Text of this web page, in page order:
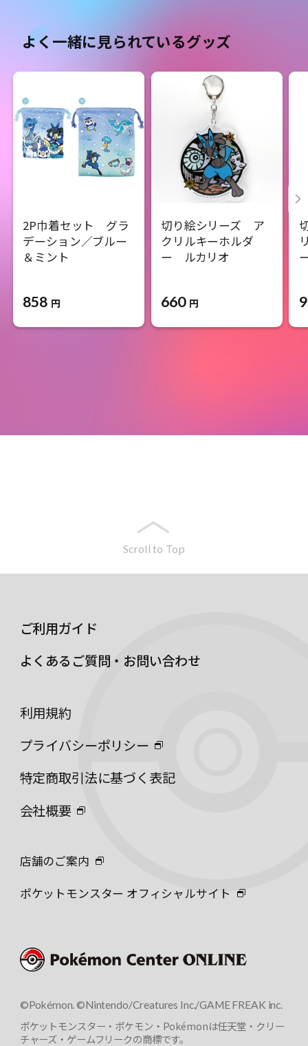
よく一緒に見られているグッズ
2P巾着セット グラ
デーション／ブルー
＆ミント
858 円
切り絵シリーズ ア
クリルキーホルダ
ー ルカリオ
660 円
Scroll to Top
ご利用ガイド
よくあるご質問・お問い合わせ
利用規約
プライバシーポリシー
特定商取引法に基づく表記
会社概要
店舗のご案内
ポケットモンスター オフィシャルサイト
©Pokémon. ©Nintendo/Creatures Inc./GAME FREAK inc.
ポケットモンスター・ポケモン・Pokémonは任天堂・クリー
チャーズ・ゲームフリークの商標です。